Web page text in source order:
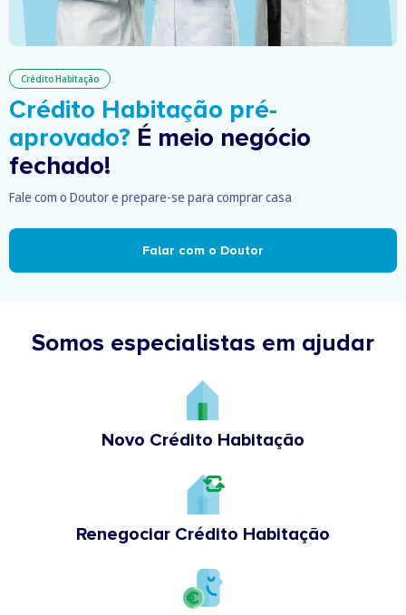
Crédito Habitação
Crédito Habitação pré-
aprovado? É meio negócio
fechado!
Fale com o Doutor e prepare-se para comprar casa
Falar com o Doutor
Somos especialistas em ajudar
Novo Crédito Habitação
Renegociar Crédito Habitação